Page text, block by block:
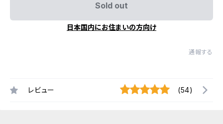
Sold out
日本国内にお住まいの方向け
通報する
レビュー (54)